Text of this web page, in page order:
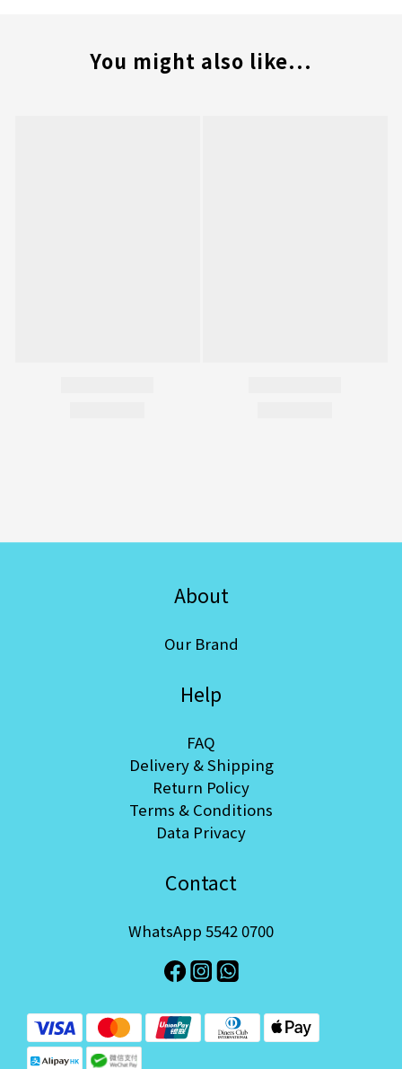
You might also like...
About
Our Brand
Help
FAQ
Delivery & Shipping
Return Policy
Terms & Conditions
Data Privacy
Contact
WhatsApp 5542 0700